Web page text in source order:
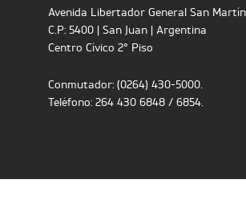
o
o
k
g
r
a
m
e
r
b
e
Avenida Libertador General San Martín
C.P: 5400 | San Juan | Argentina
Centro Cívico 2° Piso
Conmutador: (0264) 430-5000.
Teléfono: 264 430 6848 / 6854.